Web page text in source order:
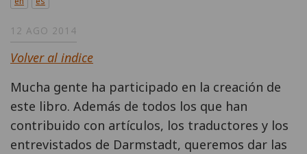
12 AGO 2014
Volver al indice
Mucha gente ha participado en la creación de
este libro. Además de todos los que han
contribuido con artículos, los traductores y los
entrevistados de Darmstadt, queremos dar las